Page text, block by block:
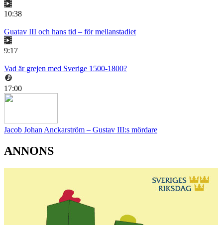
10:38
Guatav III och hans tid – för mellanstadiet
9:17
Vad är grejen med Sverige 1500-1800?
17:00
Jacob Johan Anckarström – Gustav III:s mördare
ANNONS